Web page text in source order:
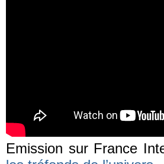
Emission sur France